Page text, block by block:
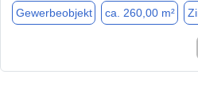
Gewerbeobjekt ca. 260,00 m²